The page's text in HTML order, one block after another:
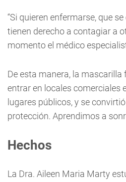
“Si quieren enfermarse, que
tienen derecho a contagiar a
momento el médico
De esta manera, la
entrar en locales comerciales
lugares públicos, y se
protección. Aprendimos a
Hechos
La Dra. Aileen Maria Marty